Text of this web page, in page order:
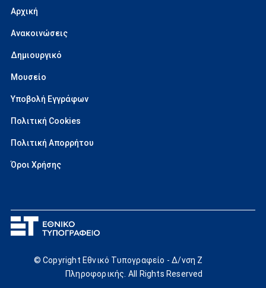
Αρχική
Ανακοινώσεις
Δημιουργικό
Μουσείο
Υποβολή Εγγράφων
Πολιτική Cookies
Πολιτική Απορρήτου
Όροι Χρήσης
© Copyright Εθνικό Τυπογραφείο - Δ/νση Ζ
Πληροφορικής. All Rights Reserved